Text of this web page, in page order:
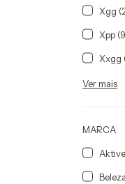
Xgg
Xpp
Xxgg
Ver mais
MARCA